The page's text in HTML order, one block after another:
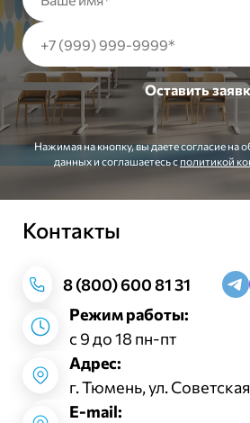
Нажимая на кнопку, вы даете согласие на
данных и соглашаетесь c политикой
Контакты
8 (800) 600 81 31
Режим работы:
с 9 до 18 пн-пт
Адрес:
г. Тюмень, ул. Советская
E-mail: